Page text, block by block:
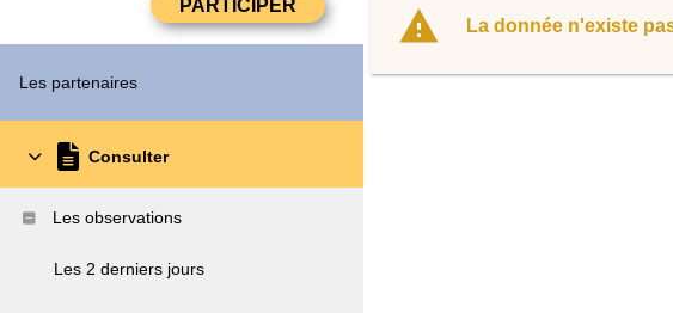
Les partenaires
Consulter
Les observations
Les 2 derniers jours
La donnée n'existe